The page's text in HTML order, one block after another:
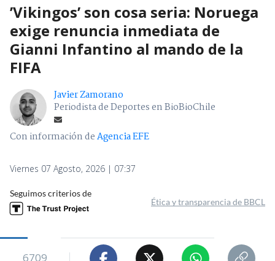
’Vikingos’ son cosa seria: Noruega
exige renuncia inmediata de
Gianni Infantino al mando de la
FIFA
Javier Zamorano
Periodista de Deportes en BioBioChile
Con información deAgencia EFE
Viernes 07 Agosto, 2026 | 07:37
Seguimos criterios de
Ética y transparencia de BBCL
6709